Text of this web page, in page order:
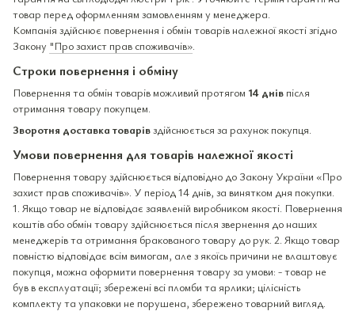
товар перед оформленням замовленням у менеджера.
Компанія здійснює повернення і обмін товарів належної якості згідно
Закону "Про захист прав споживачів».
Строки повернення і обміну
Повернення та обмін товарів можливий протягом 14 днів після
отримання товару покупцем.
Зворотня доставка товарівздійснюється за рахунок покупця.
Умови повернення для товарів належної якості
Повернення товару здійснюється відповідно до Закону України «Про
захист прав споживачів». У період 14 днів, за винятком дня покупки.
1. Якщо товар не відповідає заявленій виробником якості. Повернення
коштів або обмін товару здійснюється після звернення до наших
менеджерів та отримання бракованого товару до рук. 2. Якщо товар
повністю відповідає всім вимогам, але з якоїсь причини не влаштовує
покупця, можна оформити повернення товару за умови: - товар не
був в експлуатації; збережені всі пломби та ярлики; цілісність
комплекту та упаковки не порушена, збережено товарний вигляд.